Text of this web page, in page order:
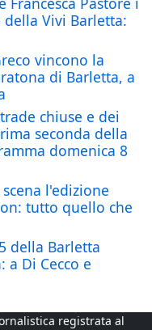
Vivi Barletta:
vincono la
di Barletta, a
chiuse e dei
seconda della
domenica 8
l'edizione
tutto quello che
della Barletta
Di Cecco e
registrata al